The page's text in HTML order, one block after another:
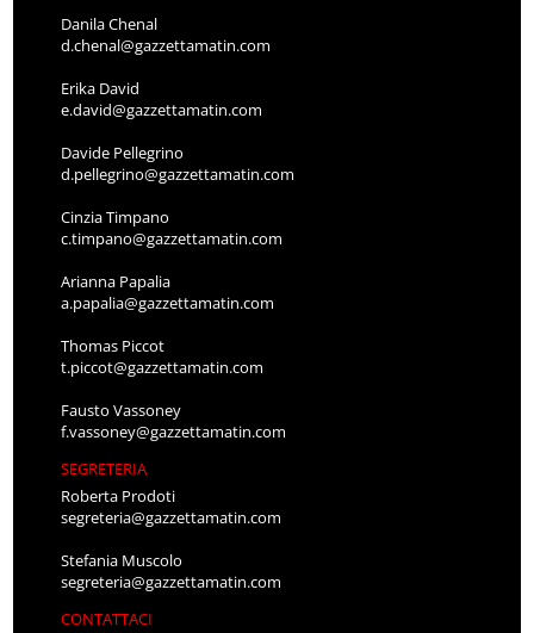
Danila Chenal
d.chenal@gazzettamatin.com
Erika David
e.david@gazzettamatin.com
Davide Pellegrino
d.pellegrino@gazzettamatin.com
Cinzia Timpano
c.timpano@gazzettamatin.com
Arianna Papalia
a.papalia@gazzettamatin.com
Thomas Piccot
t.piccot@gazzettamatin.com
Fausto Vassoney
f.vassoney@gazzettamatin.com
SEGRETERIA
Roberta Prodoti
segreteria@gazzettamatin.com
Stefania Muscolo
segreteria@gazzettamatin.com
CONTATTACI